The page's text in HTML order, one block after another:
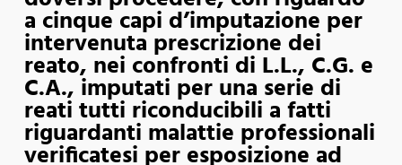
a cinque capi d’imputazione per
intervenuta prescrizione dei
reato, nei confronti di L.L., C.G. e
C.A., imputati per una serie di
reati tutti riconducibili a fatti
riguardanti malattie professionali
verificatesi per esposizione ad